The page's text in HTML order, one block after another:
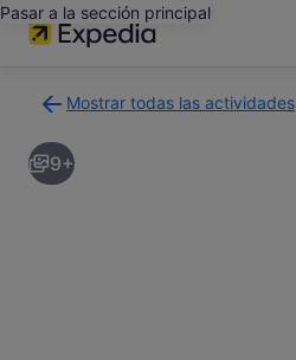
Pasar a la sección principal
Mostrar todas las actividades
a
la
página
9+